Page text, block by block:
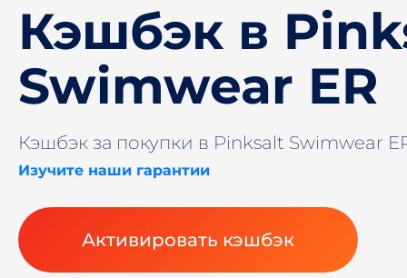
Кэшбэк в
Swimwear ER
Кэшбэк за покупки в Pinksalt Swimwear
Изучите наши гарантии
Активировать кэшбэк